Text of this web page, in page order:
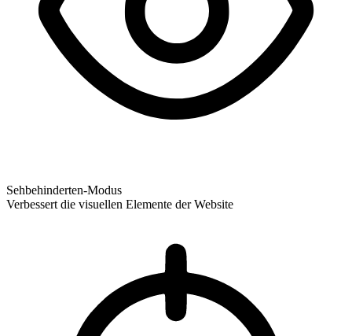
Sehbehinderten-Modus
Verbessert die visuellen Elemente der Website